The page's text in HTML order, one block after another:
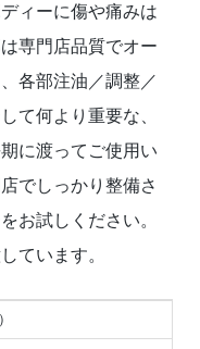
ィーに傷や痛みは
専門店品質でオー
各部注油／調整／
て何より重要な、
に渡ってご使用い
でしっかり整備さ
お試しください。
ています。